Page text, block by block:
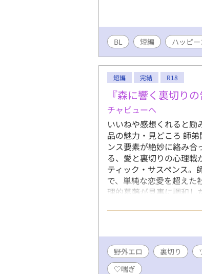
BL 短編 ハッピ
短編 完結 R18
『森に響く裏切りの
チャビューヘ
いいねや感想くれると
品の魅力・見どころ 師
ンス要素が絶妙に絡み
る、愛と裏切りの心理戦
ティック・サスペンス
で、単純な恋愛を超えた
理的葛藤が見事に調和し
は優しいツンデレ青年
負う。 慎司（35歳）：
が、拓真の正体を知り
めた拓真と慎司の師弟関
と、慎司への真の愛情の
裏切り者としての正体が
れる感動的な結末。 読者
野外エロ 裏切り
♡喘ぎ